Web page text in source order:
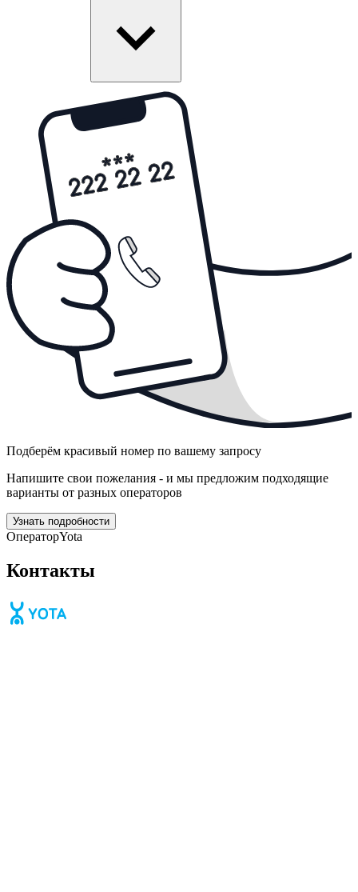
Подберём красивый номер по вашему запросу
Напишите свои пожелания - и мы предложим подходящие
варианты от разных операторов
Узнать подробности
ОператорYota
Контакты